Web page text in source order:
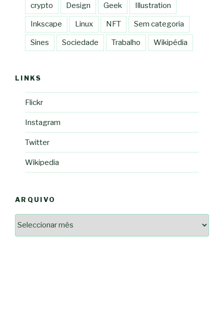
crypto Design Geek Illustration
Inkscape Linux NFT Sem categoria
Sines Sociedade Trabalho Wikipédia
LINKS
Flickr
Instagram
Twitter
Wikipedia
ARQUIVO